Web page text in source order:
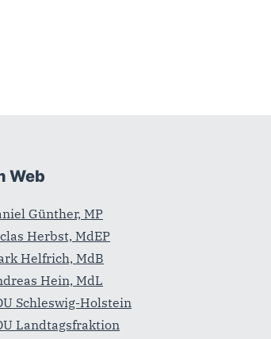
Web
Günther, MP
Herbst, MdEP
Helfrich, MdB
Hein, MdL
Schleswig-Holstein
Landtagsfraktion